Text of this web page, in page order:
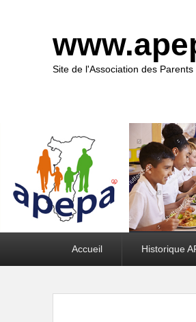
Site de l'Association des
Accueil Historique